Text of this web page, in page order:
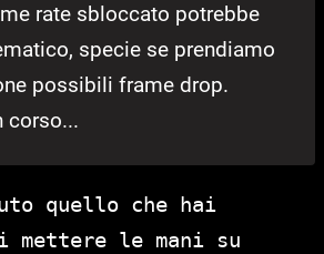
rate sbloccato potrebbe
specie se prendiamo
possibili frame drop.
corso...
quello che hai
mettere le mani su